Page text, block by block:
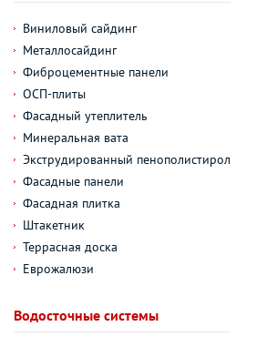
Виниловый сайдинг
Металлосайдинг
Фиброцементные панели
ОСП-плиты
Фасадный утеплитель
Минеральная вата
Экструдированный пенополистирол
Фасадные панели
Фасадная плитка
Штакетник
Террасная доска
Еврожалюзи
Водосточные системы